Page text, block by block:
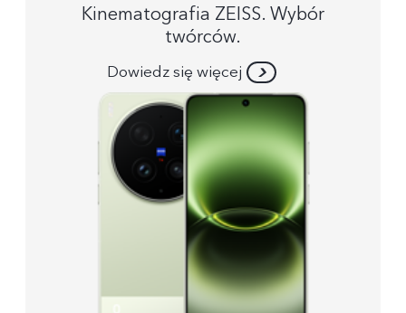
Kinematografia ZEISS. Wybór
twórców.
Dowiedz się więcej